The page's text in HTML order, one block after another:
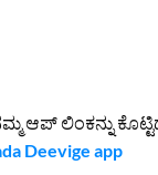
ಆಪ್ ಲಿಂಕನ್ನು
Deevige app